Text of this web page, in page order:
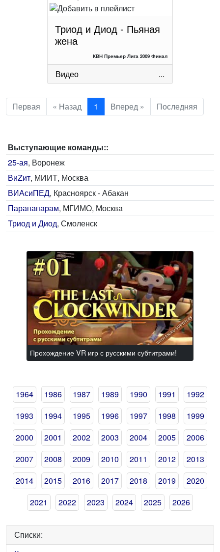
Триод и Диод - Пьяная
жена
КВН Премьер Лига 2009 Финал
Видео ...
Первая « Назад 1 Вперед » Последняя
Выступающие команды::
25-ая, Воронеж
ВиZит, МИИТ, Москва
ВИАсиПЕД, Красноярск - Абакан
Парапапарам, МГИМО, Москва
Триод и Диод, Смоленск
Прохождение VR игр с русскими субтитрами!
1964 1986 1987 1989 1990 1991
1992
1993
1994 1995 1996 1997 1998
1999
2000
2001 2002 2003 2004 2005
2006
2007
2008 2009 2010 2011 2012
2013
2014
2015 2016 2017 2018 2019
2020
2021
2022 2023 2024 2025 2026
Списки: